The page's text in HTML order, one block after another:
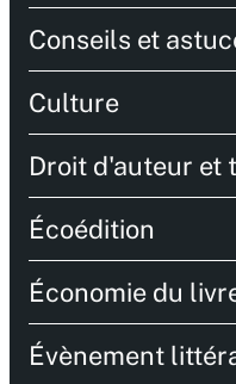
Conseils et
Culture
Droit d'auteur et
Écoédition
Économie du
Évènement